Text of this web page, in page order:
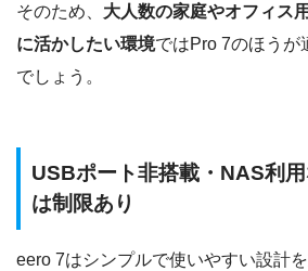
そのため、 大人数の家庭やオフィス
に活かしたい環境ではPro 7のほうが
でしょう。
USBポート非搭載・NAS利
は制限あり
eero 7はシンプルで使いやすい設計